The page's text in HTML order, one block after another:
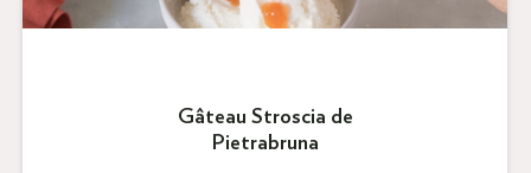
Gâteau Stroscia de
Pietrabruna